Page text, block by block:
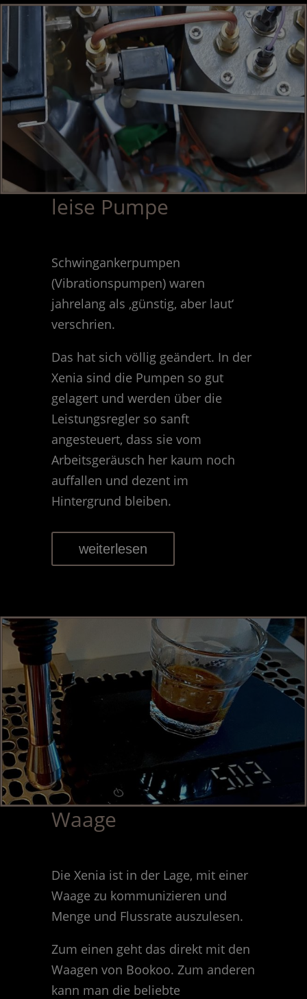
leise Pumpe
Schwingankerpumpen
(Vibrationspumpen) waren
jahrelang als ‚günstig, aber laut‘
verschrien.
Das hat sich völlig geändert. In der
Xenia sind die Pumpen so gut
gelagert und werden über die
Leistungsregler so sanft
angesteuert, dass sie vom
Arbeitsgeräusch her kaum noch
auffallen und dezent im
Hintergrund bleiben.
weiterlesen
Waage
Die Xenia ist in der Lage, mit einer
Waage zu kommunizieren und
Menge und Flussrate auszulesen.
Zum einen geht das direkt mit den
Waagen von Bookoo. Zum anderen
kann man die beliebte